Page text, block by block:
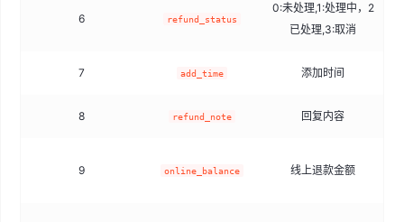
6 refund_status
0:未处理,1:处理中，2
已处理,3:取消
7 add_time 添加时间
8 refund_note 回复内容
9 online_balance 线上退款金额